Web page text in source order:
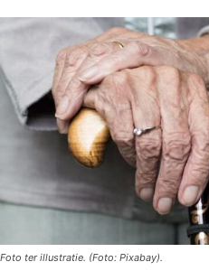
Foto ter illustratie. (Foto: Pixabay).